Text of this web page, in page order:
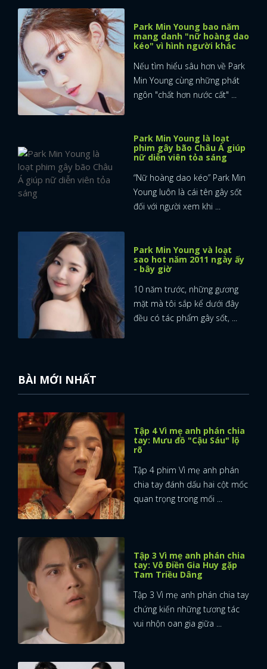
Park Min Young bao năm
mang danh "nữ hoàng dao
kéo" vì hình người khác
Nếu tìm hiểu sâu hơn về Park
Min Young cùng những phát
ngôn "chất hơn nước cất" ...
Park Min Young là loạt
phim gây bão Châu Á giúp
nữ diễn viên tỏa sáng
“Nữ hoàng dao kéo” Park Min
Young luôn là cái tên gây sốt
đối với người xem khi ...
Park Min Young và loạt
sao hot năm 2011 ngày ấy
- bây giờ
10 năm trước, những gương
mặt mà tôi sắp kể dưới đây
đều có tác phẩm gây sốt, ...
BÀI MỚI NHẤT
Tập 4 Vì mẹ anh phán chia
tay: Mưu đồ "Cậu Sáu" lộ
rõ
Tập 4 phim Vì mẹ anh phán
chia tay đánh dấu hai cột mốc
quan trọng trong mối ...
Tập 3 Vì mẹ anh phán chia
tay: Võ Điền Gia Huy gặp
Tam Triều Dâng
Tập 3 Vì mẹ anh phán chia tay
chứng kiến những tương tác
vui nhộn oan gia giữa ...